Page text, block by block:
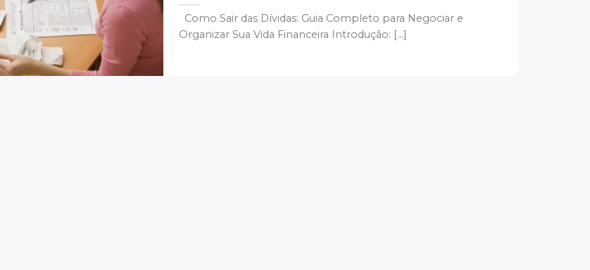
Como Sair das Dívidas: Guia Completo para Negociar e
Organizar Sua Vida Financeira Introdução: [...]